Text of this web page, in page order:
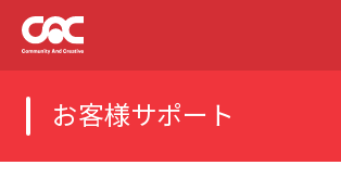
お客様サポート